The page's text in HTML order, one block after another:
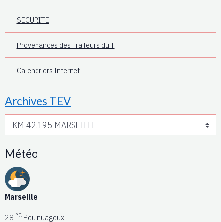
SECURITE
Provenances des Traileurs du T
Calendriers Internet
Archives TEV
Météo
Marseille
28 °C Peu nuageux